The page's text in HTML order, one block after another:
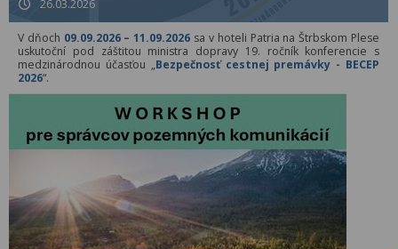
26.03.2026
V dňoch 09.09.2026 – 11.09.2026 sa v hoteli Patria na Štrbskom Plese
uskutoční pod záštitou ministra dopravy 19. ročník konferencie s
medzinárodnou účasťou „Bezpečnosť cestnej premávky - BECEP
2026“.